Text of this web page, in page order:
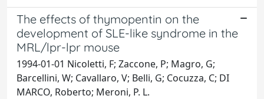
The effects of thymopentin on the
development of SLE-like syndrome in the
MRL/lpr-lpr mouse
1994-01-01 Nicoletti, F; Zaccone, P; Magro, G;
Barcellini, W; Cavallaro, V; Belli, G; Cocuzza, C; DI
MARCO, Roberto; Meroni, P. L.